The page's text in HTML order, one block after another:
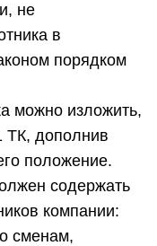
не
в
порядком
можно изложить,
ТК, дополнив
положение.
содержать
компании:
сменам,